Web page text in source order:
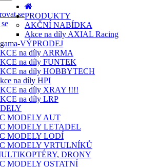
sePRODUKTY
AKČNÍ NABÍDKA
Akce na díly AXIAL Racing
VÝPRODEJ
na díly ARRMA
na díly FUNTEK
na díly HOBBYTECH
na díly HPI
na díly XRAY !!!!
na díly LRP
MODELY AUT
MODELY LETADEL
MODELY LODÍ
MODELY VRTULNÍKŮ
DRONY
MODELY OSTATNÍ